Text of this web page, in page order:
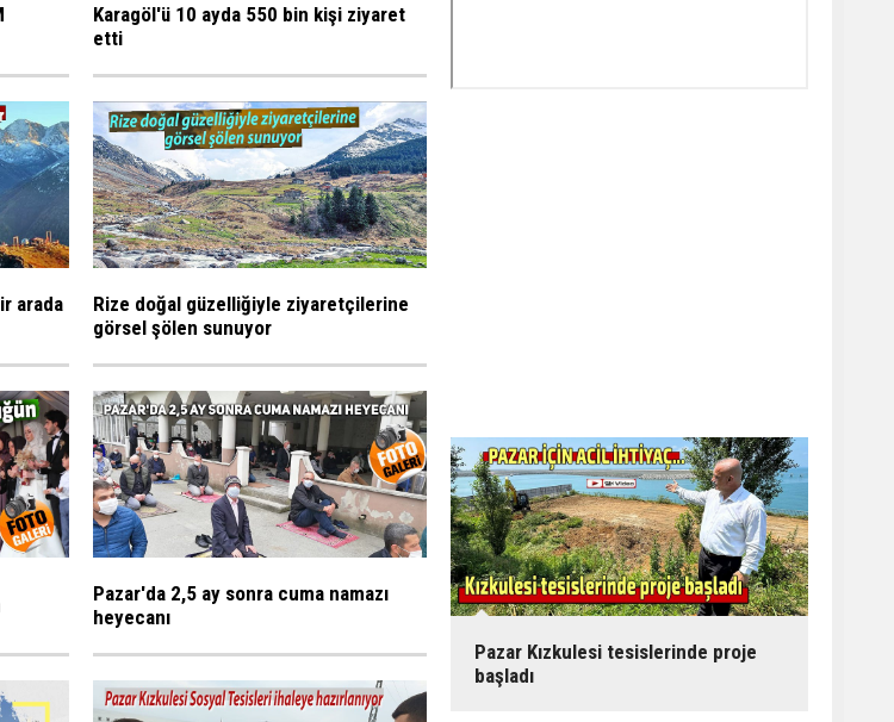
Karagöl'ü 10 ayda 550 bin kişi ziyaret
etti
arada
Rize doğal güzelliğiyle ziyaretçilerine
görsel şölen sunuyor
Pazar'da 2,5 ay sonra cuma namazı
heyecanı
Pazar Kızkulesi tesislerinde proje
başladı